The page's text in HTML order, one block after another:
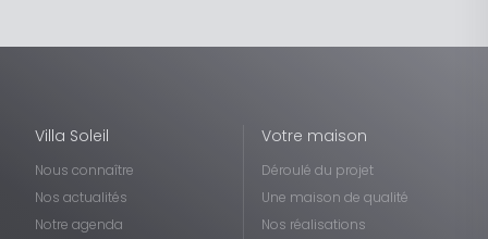
Villa Soleil
Nous connaître
Nos actualités
Notre agenda
Votre maison
Déroulé du projet
Une maison de qualité
Nos réalisations